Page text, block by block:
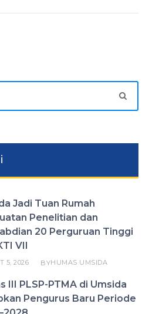
Jadi Tuan Rumah
Penelitian dan
20 Perguruan Tinggi
VII
5, 2026 BYHUMAS UMSIDA
III PLSP-PTMA di Umsida
Pengurus Baru Periode